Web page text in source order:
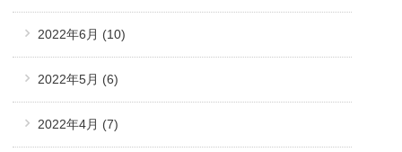
2022年6月 (10)
2022年5月 (6)
2022年4月 (7)